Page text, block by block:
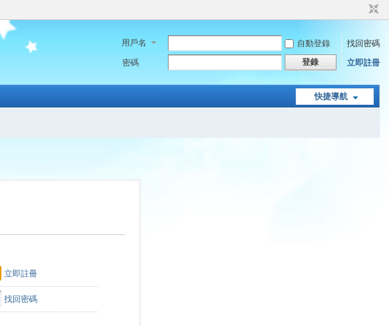
用戶名 自動登錄
找回密碼
密碼
登錄 立即註冊
快捷導航
立即註冊
找回密碼